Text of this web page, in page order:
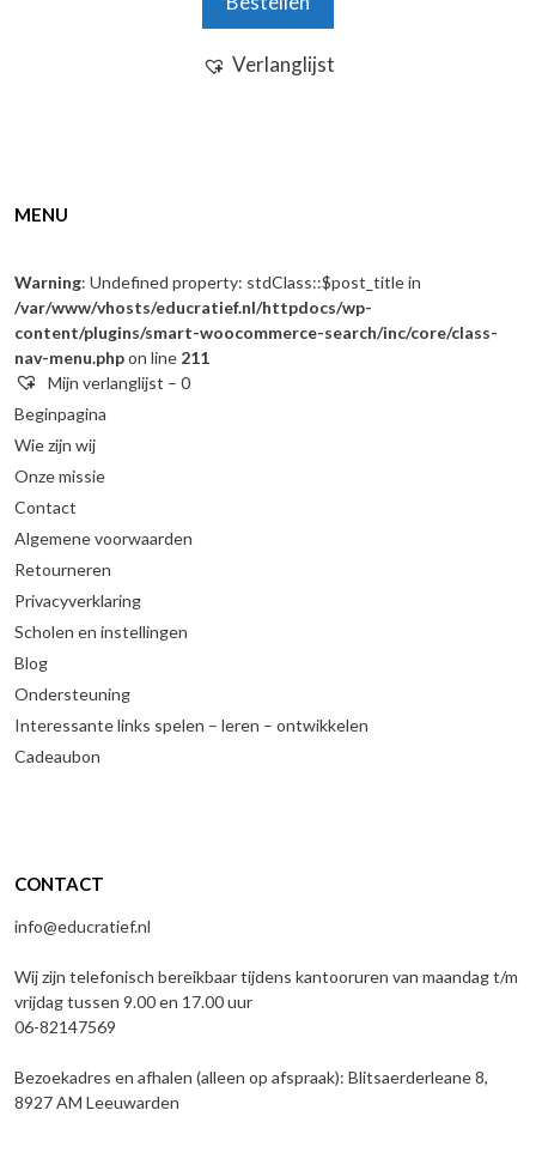
Verlanglijst
MENU
Warning: Undefined property: stdClass::$post_title in
/var/www/vhosts/educratief.nl/httpdocs/wp-
content/plugins/smart-woocommerce-search/inc/core/class-
nav-menu.phpon line 211
Mijn verlanglijst – 0
Beginpagina
Wie zijn wij
Onze missie
Contact
Algemene voorwaarden
Retourneren
Privacyverklaring
Scholen en instellingen
Blog
Ondersteuning
Interessante links spelen – leren – ontwikkelen
Cadeaubon
CONTACT
info@educratief.nl
Wij zijn telefonisch bereikbaar tijdens kantooruren van maandag t/m
vrijdag tussen 9.00 en 17.00 uur
06-82147569
Bezoekadres en afhalen (alleen op afspraak): Blitsaerderleane 8,
8927 AM Leeuwarden